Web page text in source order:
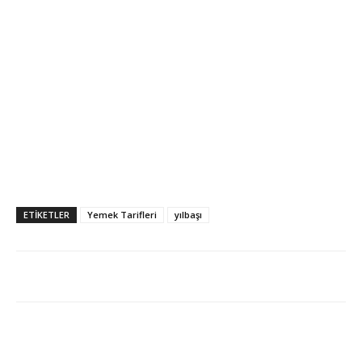
ETİKETLER Yemek Tarifleri yılbaşı